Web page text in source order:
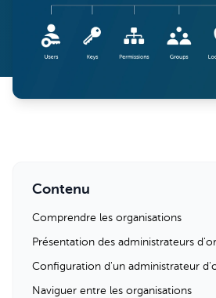
Contenu
Comprendre les organisations
Présentation des administrateurs
Configuration d'un administrateur
Naviguer entre les organisations